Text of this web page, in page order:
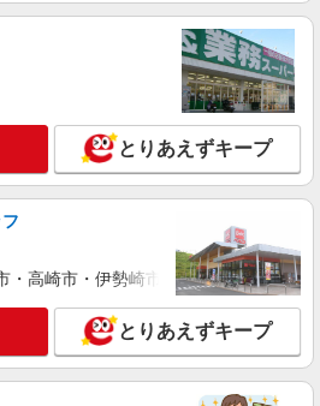
）
円 22:00〜翌5:00：時給1550円 高校
川県横浜市緑区十日市場町805-3
詳細を見る
店舗スタッフ（接客・調理・清掃な
円
県横浜市緑区台村町278-4 石渡フラワ
ービル1F
とりあえずキープ
・高崎市・伊勢崎市・太田市・館林市
とりあえずキープ